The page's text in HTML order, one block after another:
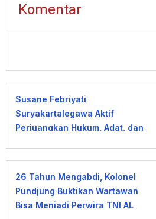
Komentar
Susane Febriyati
Suryakartalegawa Aktif
Perjuangkan Hukum, Adat, dan
26 Tahun Mengabdi, Kolonel
Pundjung Buktikan Wartawan
Bisa Menjadi Perwira TNI AL